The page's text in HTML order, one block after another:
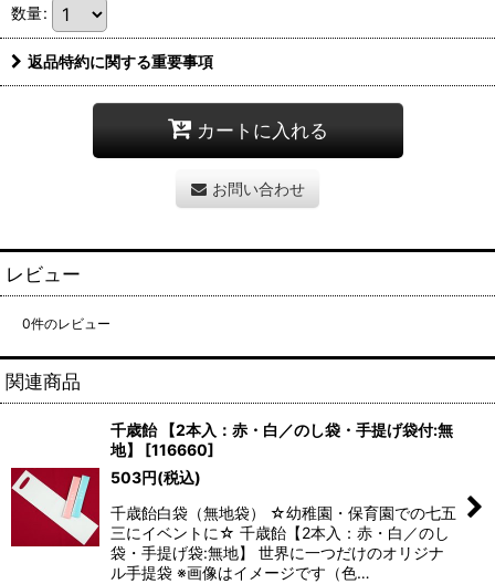
数量:
返品特約に関する重要事項
カートに入れる
お問い合わせ
レビュー
0件のレビュー
関連商品
千歳飴 【2本入：赤・白／のし袋・手提げ袋付:無
地】
[116660]
503円(税込)
千歳飴白袋（無地袋） ☆幼稚園・保育園での七五
三にイベントに☆ 千歳飴【2本入：赤・白／のし
袋・手提げ袋:無地】 世界に一つだけのオリジナ
ル手提袋 ※画像はイメージです（色…